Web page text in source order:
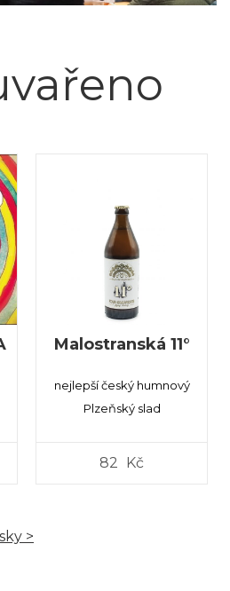
Malostranská 11°
nejlepší český humnový
Plzeňský slad
82 Kč
>